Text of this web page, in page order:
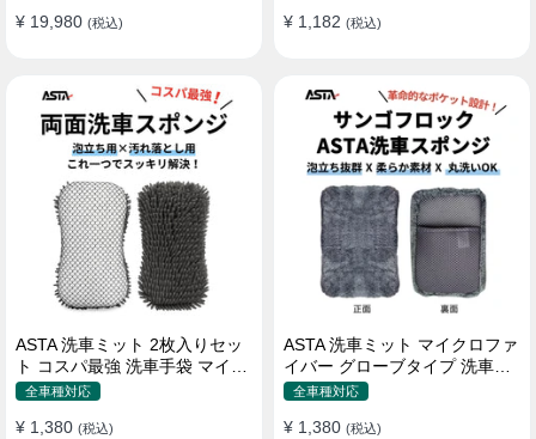
転ノズル トリガーガン 蛇口接
属 水道接続不要 多機能コンパ
クト収納
¥ 19,980 (税込)
グッズ 掃除 手袋型 洗車タオル
¥ 1,182 (税込)
ASTA 洗車ミット 2枚入りセッ
ト コスパ最強 洗車手袋 マイク
ロファイバー製 洗車グッズ 車
全車種対応
¥ 1,380 (税込)
ASTA 洗車ミット マイクロファ
イバー グローブタイプ 洗車プ
ロも愛用 傷防止 高吸水 車 バイ
全車種対応
¥ 1,380 (税込)